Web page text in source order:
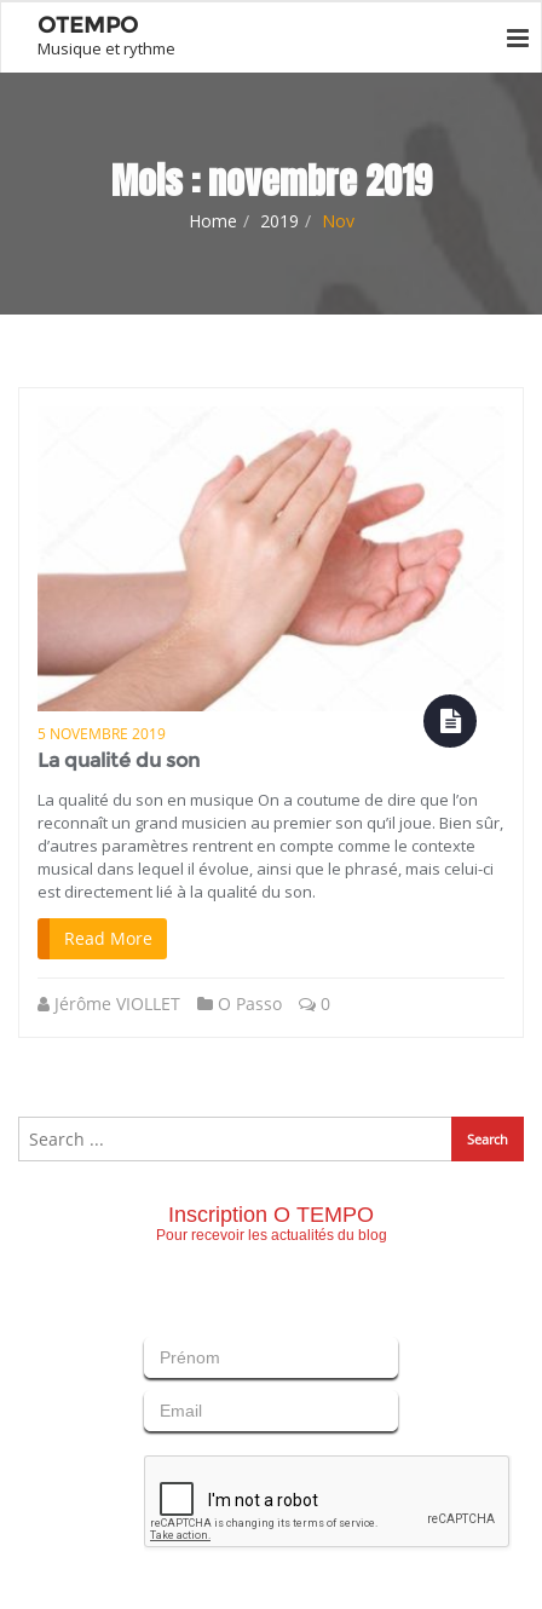
OTEMPO
Musique et rythme
Mois :novembre 2019
Home 2019 Nov
5 NOVEMBRE 2019
La qualité du son
La qualité du son en musique On a coutume de dire que l’on
reconnaît un grand musicien au premier son qu’il joue. Bien sûr,
d’autres paramètres rentrent en compte comme le contexte
musical dans lequel il évolue, ainsi que le phrasé, mais celui-ci
est directement lié à la qualité du son.
Read More
Jérôme VIOLLET O Passo 0
Inscription O TEMPO
Pour recevoir les actualités du blog